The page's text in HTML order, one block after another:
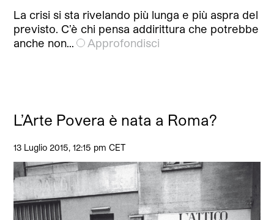
La crisi si sta rivelando più lunga e più aspra del
previsto. C’è chi pensa addirittura che potrebbe
anche non…
Approfondisci
L’Arte Povera è nata a Roma?
13 Luglio 2015, 12:15 pm CET